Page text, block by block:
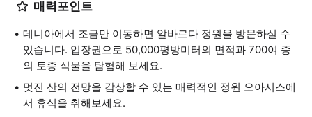
매력포인트
데니아에서 조금만 이동하면 알바르다 정원을 방문하실 수
있습니다. 입장권으로 50,000평방미터의 면적과 700여 종
의 토종 식물을 탐험해 보세요.
멋진 산의 전망을 감상할 수 있는 매력적인 정원 오아시스에
서 휴식을 취해보세요.